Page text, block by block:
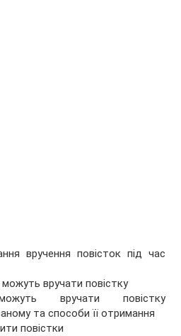
вручення повісток під час
можуть вручати повістку
вручати повістку
та способи її отримання
повістки